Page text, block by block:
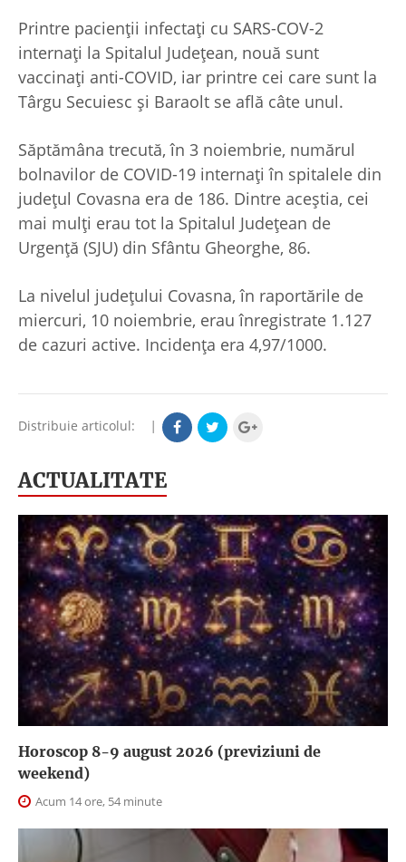
Printre pacienții infectați cu SARS-COV-2
internați la Spitalul Județean, nouă sunt
vaccinați anti-COVID, iar printre cei care sunt la
Târgu Secuiesc și Baraolt se află câte unul.
Săptămâna trecută, în 3 noiembrie, numărul
bolnavilor de COVID-19 internați în spitalele din
județul Covasna era de 186. Dintre aceștia, cei
mai mulți erau tot la Spitalul Județean de
Urgență (SJU) din Sfântu Gheorghe, 86.
La nivelul județului Covasna, în raportările de
miercuri, 10 noiembrie, erau înregistrate 1.127
de cazuri active. Incidența era 4,97/1000.
Distribuie articolul: |
ACTUALITATE
Horoscop 8-9 august 2026 (previziuni de
weekend)
Acum 14 ore, 54 minute